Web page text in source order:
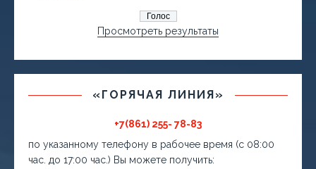
Просмотреть результаты
«ГОРЯЧАЯ ЛИНИЯ»
+7(861) 255- 78-83
по указанному телефону в рабочее время (с 08:00
час. до 17:00 час.) Вы можете получить: